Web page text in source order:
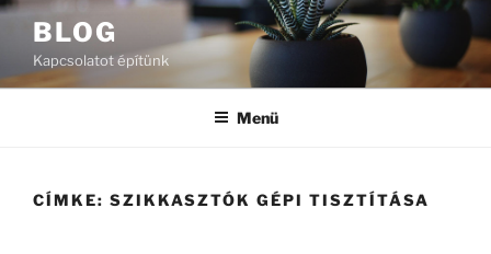
Tartalomhoz
BLOG
Kapcsolatot építünk
Menü
CÍMKE: SZIKKASZTÓK GÉPI TISZTÍTÁSA